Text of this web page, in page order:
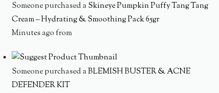
Someone purchased a Skineye Pumpkin Puffy Tang Tang
Cream – Hydrating & Smoothing Pack 65gr
Minutes ago from
Someone purchased aBLEMISH BUSTER & ACNE
DEFENDER KIT